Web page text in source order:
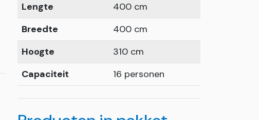
Lengte
400 cm
Breedte
400 cm
Hoogte
310 cm
Capaciteit
16 personen